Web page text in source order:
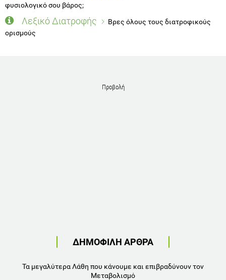
φυσιολογικό σου βάρος;
Λεξικό Διατροφής
Βρες όλους τους διατροφικούς
ορισμούς
Προβολή
ΔΗΜΟΦΙΛΗ ΑΡΘΡΑ
Τα μεγαλύτερα Λάθη που κάνουμε και επιβραδύνουν τον
Μεταβολισμό